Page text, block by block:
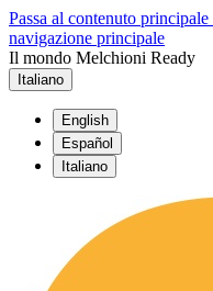
Passa al contenuto principale
navigazione principale
Il mondo Melchioni Ready
Italiano
English
Español
Italiano